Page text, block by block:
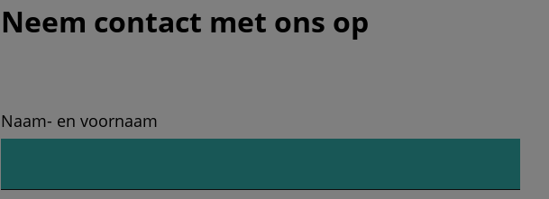
Neem contact met ons op
Naam- en voornaam